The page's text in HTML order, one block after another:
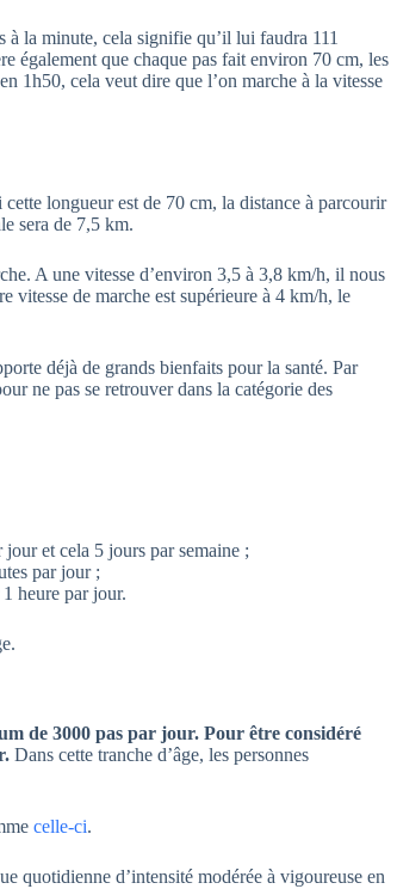
à la minute, cela signifie qu’il lui faudra 111
également que chaque pas fait environ 70 cm, les
1h50, cela veut dire que l’on marche à la vitesse
longueur est de 70 cm, la distance à parcourir
sera de 7,5 km.
A une vitesse d’environ 3,5 à 3,8 km/h, il nous
vitesse de marche est supérieure à 4 km/h, le
déjà de grands bienfaits pour la santé. Par
ne pas se retrouver dans la catégorie des
et cela 5 jours par semaine ;
par jour ;
heure par jour.
de 3000 pas par jour. Pour être considéré
Dans cette tranche d’âge, les personnes
celle-ci.
quotidienne d’intensité modérée à vigoureuse en